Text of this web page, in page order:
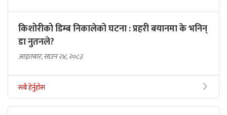
किशोरीको डिम्ब निकालेको घटना : प्रहरी बयानमा के भनिन्
डा नुतनले?
आइतबार, साउन २४, २०८३
सबै हेर्नुहोस